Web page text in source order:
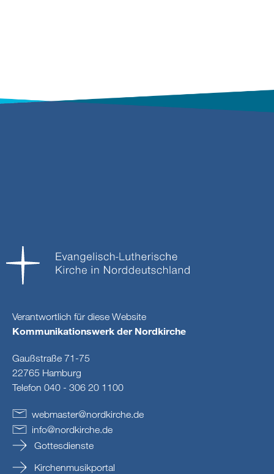
Verantwortlich für diese Website
Kommunikationswerk der Nordkirche
Gaußstraße 71-75
22765 Hamburg
Telefon 040 - 306 20 1100
webmaster@nordkirche de
info@nordkirche.de
Gottesdienste
Kirchenmusikportal